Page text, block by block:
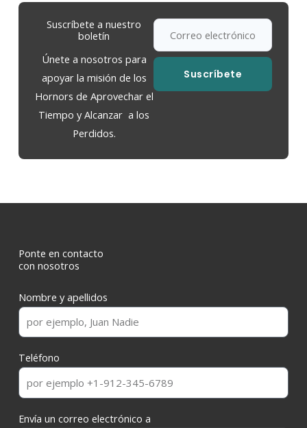
Suscríbete a nuestro
boletín
Únete a nosotros para
apoyar la misión de los
Hornors de Aprovechar el
Tiempo y Alcanzar a los
Perdidos.
Suscríbete
Ponte en contacto
con nosotros
Nombre y apellidos
Teléfono
Envía un correo electrónico a